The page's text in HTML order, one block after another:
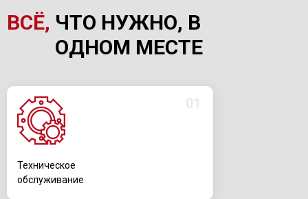
Техническое
обслуживание
ЧТО НУЖНО, В
ОДНОМ МЕСТЕ
ВСЁ,